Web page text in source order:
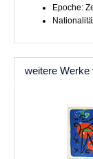
Epoche:
weitere